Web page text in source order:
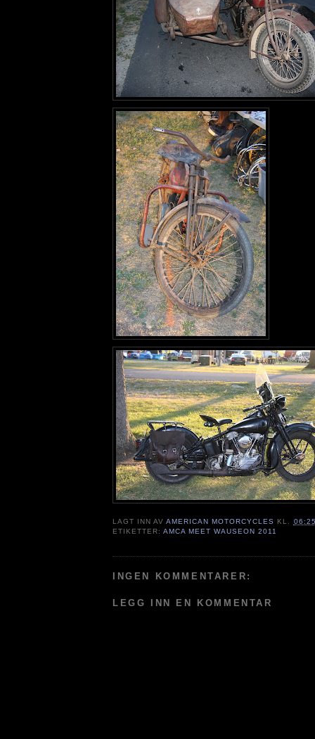
LAGT INN AVAMERICAN MOTORCYCLES KL.
ETIKETTER:AMCA MEET WAUSEON 2011
INGEN KOMMENTARER:
LEGG INN EN KOMMENTAR